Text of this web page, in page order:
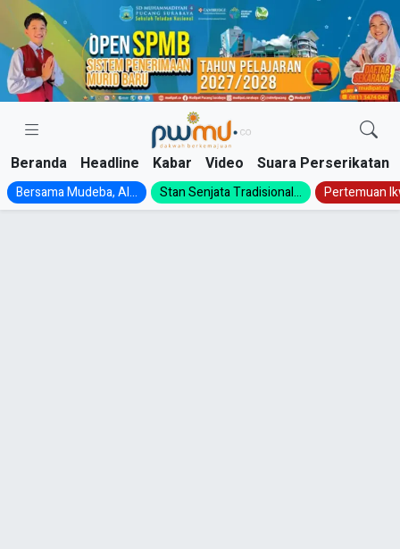
Skip
content
Beranda Headline Kabar Video Suara Perserikatan
Bersama Mudeba, Al... Stan Senjata Tradisional... Pertemuan